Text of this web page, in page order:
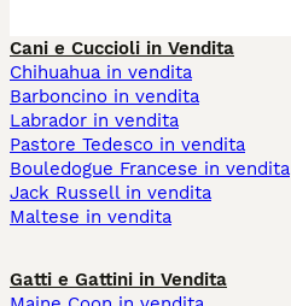
Cani e Cuccioli in Vendita
Chihuahua in vendita
Barboncino in vendita
Labrador in vendita
Pastore Tedesco in vendita
Bouledogue Francese in vendita
Jack Russell in vendita
Maltese in vendita
Gatti e Gattini in Vendita